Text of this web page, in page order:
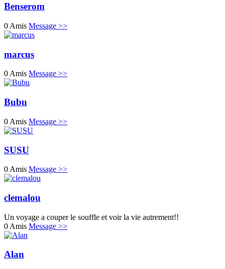
Benserom
0 Amis Message >>
marcus
0 Amis Message >>
Bubu
0 Amis Message >>
SUSU
0 Amis Message >>
clemalou
Un voyage a couper le souffle et voir la vie autrement!!
0 Amis Message >>
Alan